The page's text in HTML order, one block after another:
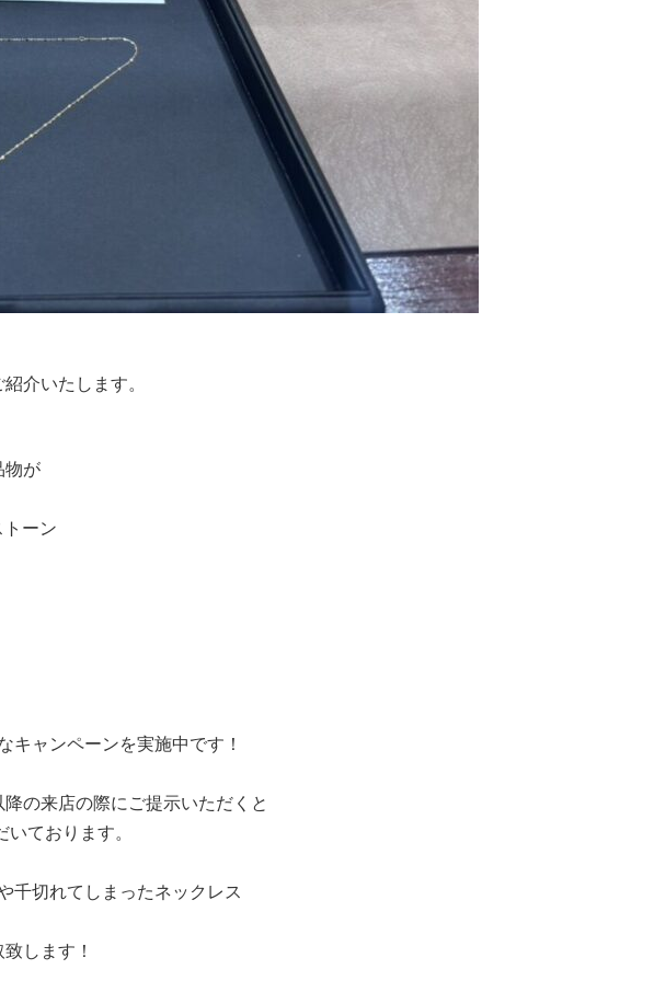
介いたします。
物が
ーン
キャンペーンを実施中です！
の来店の際にご提示いただくと
ております。
千切れてしまったネックレス
します！